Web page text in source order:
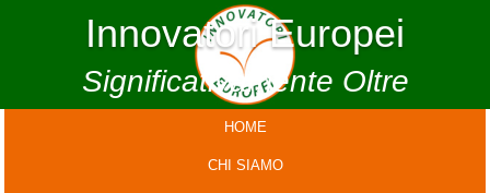
Innovatori Europei
Significativamente Oltre
HOME
CHI SIAMO